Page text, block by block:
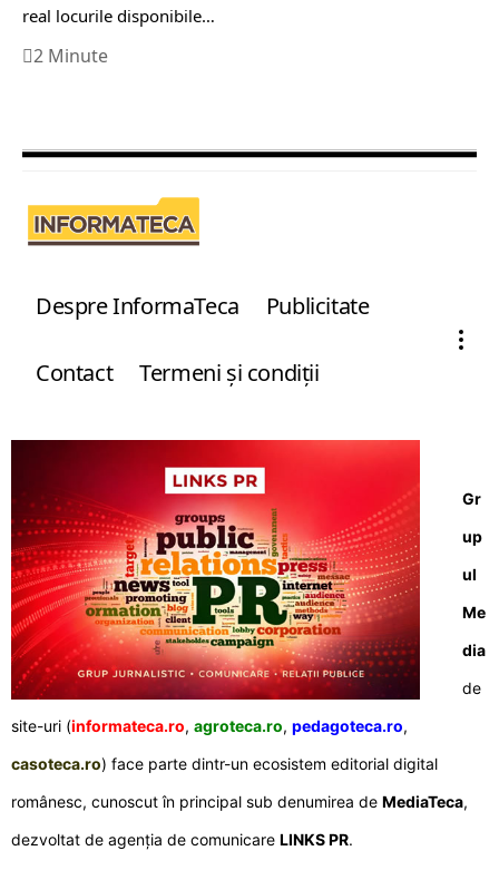
real locurile disponibile…
2 Minute
Despre InformaTeca Publicitate
Contact Termeni şi condiţii
Gr
up
ul
Me
dia
de
site-uri (informateca.ro, agroteca.ro, pedagoteca.ro,
casoteca.ro) face parte dintr-un ecosistem editorial digital
românesc, cunoscut în principal sub denumirea de MediaTeca,
dezvoltat de agenția de comunicare LINKS PR.